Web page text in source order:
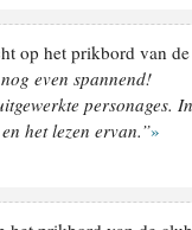
op het prikbord van
even spannend!
personages.
het lezen ervan.”»